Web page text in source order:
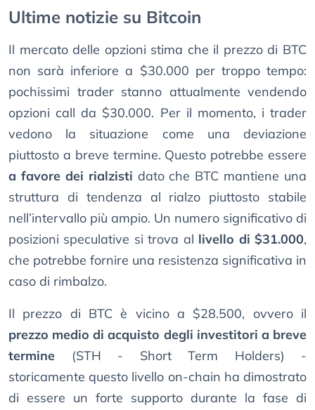
Ultime notizie su Bitcoin
Il mercato delle opzioni stima che il prezzo di BTC
non sarà inferiore a $30.000 per troppo tempo:
pochissimi trader stanno attualmente vendendo
opzioni call da $30.000. Per il momento, i trader
vedono la situazione come una deviazione
piuttosto a breve termine. Questo potrebbe essere
a favore dei rialzisti dato che BTC mantiene una
struttura di tendenza al rialzo piuttosto stabile
nell’intervallo più ampio. Un numero significativo di
posizioni speculative si trova al livello di $31.000,
che potrebbe fornire una resistenza significativa in
caso di rimbalzo.
Il prezzo di BTC è vicino a $28.500, ovvero il
prezzo medio di acquisto degli investitori a breve
termine (STH - Short Term Holders) -
storicamente questo livello on-chain ha dimostrato
di essere un forte supporto durante la fase di